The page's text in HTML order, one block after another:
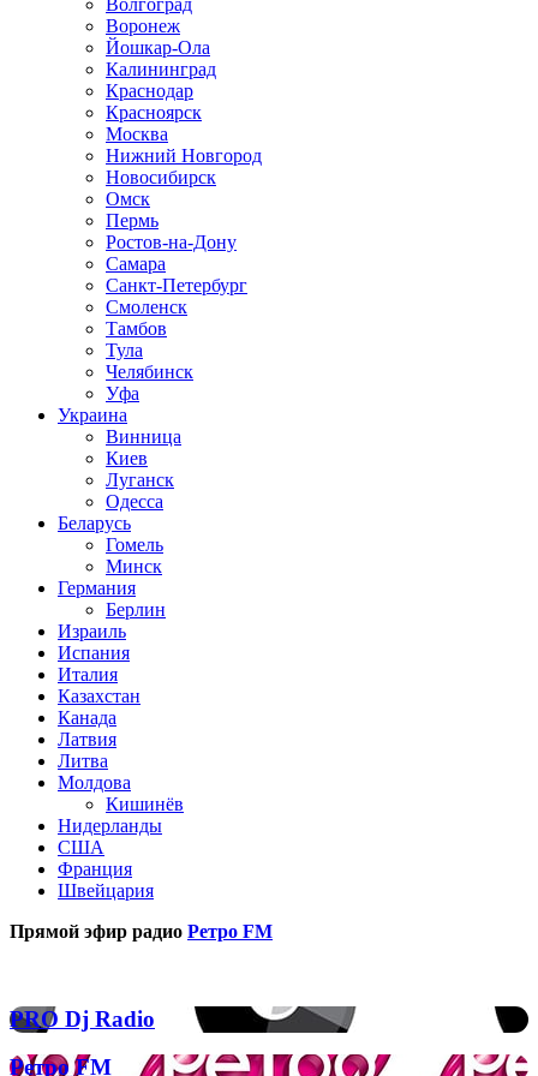
Волгоград
Воронеж
Йошкар-Ола
Калининград
Краснодар
Красноярск
Москва
Нижний Новгород
Новосибирск
Омск
Пермь
Ростов-на-Дону
Самара
Санкт-Петербург
Смоленск
Тамбов
Тула
Челябинск
Уфа
Украина
Винница
Киев
Луганск
Одесса
Беларусь
Гомель
Минск
Германия
Берлин
Израиль
Испания
Италия
Казахстан
Канада
Латвия
Литва
Молдова
Кишинёв
Нидерланды
США
Франция
Швейцария
Прямой эфир радио Ретро FM
PRO
Dj
Radio
PRO Dj Radio
Ретро
Ретро FM